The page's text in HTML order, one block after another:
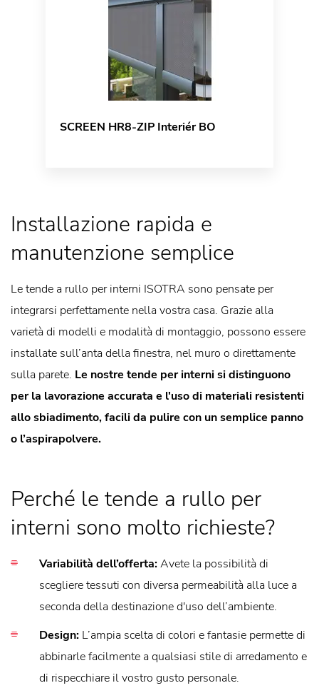
SCREEN HR8-ZIP Interiér BO
Installazione rapida e
manutenzione semplice
Le tende a rullo per interni ISOTRA sono pensate per
integrarsi perfettamente nella vostra casa. Grazie alla
varietà di modelli e modalità di montaggio, possono essere
installate sull’anta della finestra, nel muro o direttamente
sulla parete. Le nostre tende per interni si distinguono
per la lavorazione accurata e l'uso di materiali resistenti
allo sbiadimento, facili da pulire con un semplice panno
o l’aspirapolvere.
Perché le tende a rullo per
interni sono molto richieste?
Variabilità dell’offerta:Avete la possibilità di
scegliere tessuti con diversa permeabilità alla luce a
seconda della destinazione d'uso dell’ambiente.
Design: L’ampia scelta di colori e fantasie permette di
abbinarle facilmente a qualsiasi stile di arredamento e
di rispecchiare il vostro gusto personale.